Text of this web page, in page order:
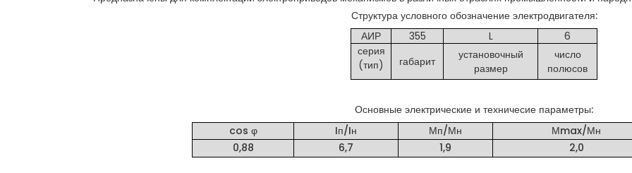
Структура условного обозначение электродвигателя:
АИР
355 L
6
серия
(тип)
габарит
установочный
размер
число
полюсов
Основные электрические и техничесие параметры:
cos φ
Iп/Iн Мп/Мн Мmax/Мн
0,88
6,7 1,9 2,0